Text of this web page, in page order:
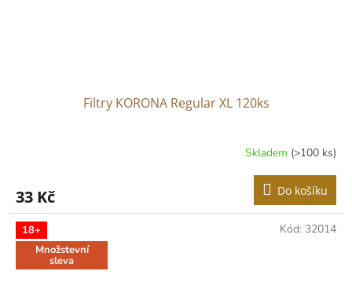
Filtry KORONA Regular XL 120ks
je
5,0
5
hvězdiček.
Skladem (>100 ks)
33 Kč Do košíku
18+
Množstevní
sleva
Kód: 32014